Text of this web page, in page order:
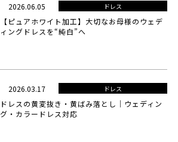
2026.06.05 ドレス
【ピュアホワイト加工】大切なお母様のウェデ
ィングドレスを“純白”へ
2026.03.17 ドレス
ドレスの黄変抜き・黄ばみ落とし｜ウェディン
グ・カラードレス対応